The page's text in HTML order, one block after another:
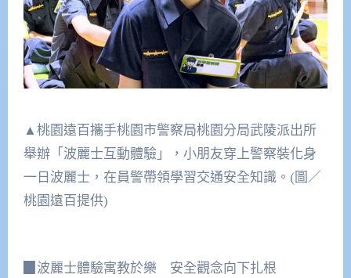
▲桃園遠百攜手桃園市警察局桃園分局武陵派出所
舉辦「波麗士互動體驗」，小朋友穿上警察裝化身
一日波麗士，在員警帶領學習交通安全知識。(圖／
桃園遠百提供)
▉波麗士體驗寓教於樂 安全觀念向下扎根